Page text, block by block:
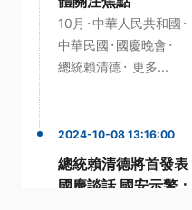
10月 ·中華人民共和國 ·
中華民國 · 國慶晚會 ·
總統賴清德· 更多...
2024-10-08 13:16:00
總統賴清德將首發表
國慶談話 國安示警：